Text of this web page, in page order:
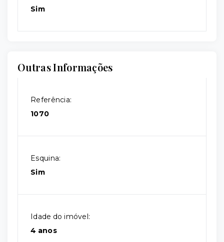
Sim
Outras Informações
Referência:
1070
Esquina:
Sim
Idade do imóvel:
4 anos